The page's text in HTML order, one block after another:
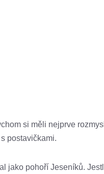
si měli nejprve
postavičkami.
jako pohoří Jeseníků.